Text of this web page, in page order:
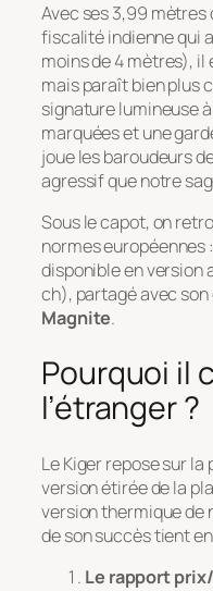
Avec ses 3,99
fiscalité indienne qui
moins de 4 mètres), il
mais paraît bien plus
signature lumineuse
marquées et une
joue les baroudeurs
agressif que notre
Sous le capot, on
normes européennes
disponible en version
ch), partagé avec
Magnite.
Pourquoi il
l’étranger ?
Le Kiger repose sur
version étirée de la
version thermique de
de son succès tient
Le rapport